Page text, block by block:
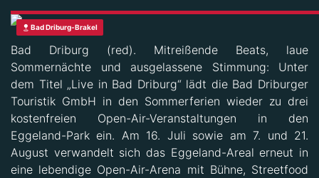
Bad Driburg-Brakel
Bad Driburg (red). Mitreißende Beats, laue
Sommernächte und ausgelassene Stimmung: Unter
dem Titel „Live in Bad Driburg“ lädt die Bad Driburger
Touristik GmbH in den Sommerferien wieder zu drei
kostenfreien Open-Air-Veranstaltungen in den
Eggeland-Park ein. Am 16. Juli sowie am 7. und 21.
August verwandelt sich das Eggeland-Areal erneut in
eine lebendige Open-Air-Arena mit Bühne, Streetfood